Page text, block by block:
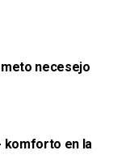
necesejo
komforto en la